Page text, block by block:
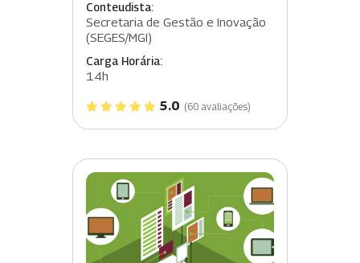
Conteudista:
Secretaria de Gestão e Inovação
(SEGES/MGI)
Carga Horária:
14h
5.0 (60 avaliações)